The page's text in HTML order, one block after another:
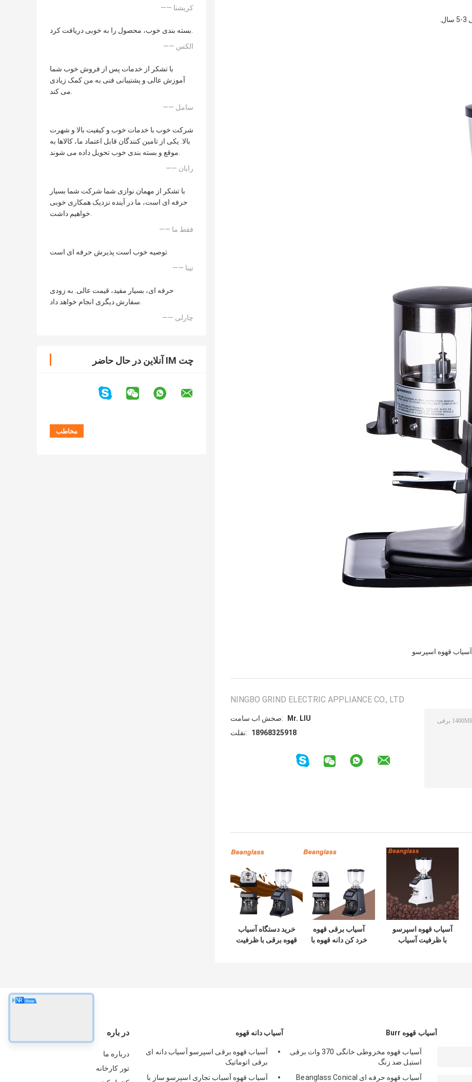
—— کریشنا
بسته بندی خوب، محصول را به خوبی دریافت کرد.
—— الکس
با تشکر از خدمات پس از فروش خوب شما
آموزش عالی و پشتیبانی فنی به من کمک زیادی
می کند.
—— سامل
شرکت خوب با خدمات خوب و کیفیت بالا و شهرت
بالا. یکی از تامین کنندگان قابل اعتماد ما، کالاها به
موقع و بسته بندی خوب تحویل داده می شوند.
—— رایان
با تشکر از مهمان نوازی شما شرکت شما بسیار
حرفه ای است، ما در آینده نزدیک همکاری خوبی
خواهیم داشت.
—— فقط ما
توصیه خوب است پذیرش حرفه ای است
—— تینا
حرفه ای، بسیار مفید، قیمت عالی. به زودی
سفارش دیگری انجام خواهد داد.
—— چارلی
چت IM آنلاین در حال حاضر
آسیاب قهوه اسپرسو
NINGBO GRIND ELECTRIC APPLIANCE CO., LTD
تماس با شخص:
Mr. LIU
تلفن:
18968325918
آسیاب قهوه اسپرسو
با ظرفیت آسیاب
آسیاب برقی قهوه
خرد کن دانه قهوه با
خرید دستگاه آسیاب
قهوه برقی با ظرفیت
در باره
درباره ما
تور کارخانه
آسیاب دانه قهوه
آسیاب قهوه برقی اسپرسو آسیاب دانه ای
برقی اتوماتیک
آسیاب قهوه آسیاب تجاری اسپرسو ساز با
آسیاب قهوه Burr
آسیاب قهوه مخروطی خانگی 370 وات برقی
استیل ضد زنگ
آسیاب قهوه حرفه ای Beanglass Conical